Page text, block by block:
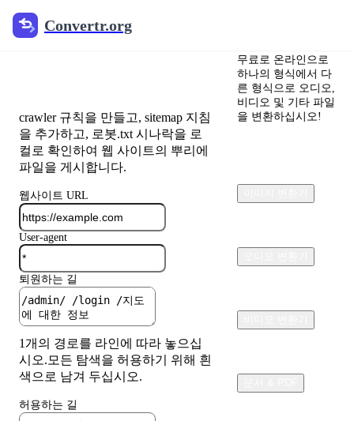
Convertr.org
로봇.txt 유전자
crawler 규칙을 만들고, sitemap 지침
을 추가하고, 로봇.txt 시나락을 로
컬로 확인하여 웹 사이트의 뿌리에
파일을 게시합니다.
웹사이트 URL
User-agent
퇴원하는 길
1개의 경로를 라인에 따라 놓으십
시오.모든 탐색을 허용하기 위해 흰
색으로 남겨 두십시오.
허용하는 길
무료로 온라인으로
하나의 형식에서 다
른 형식으로 오디오,
비디오 및 기타 파일
을 변환하십시오!